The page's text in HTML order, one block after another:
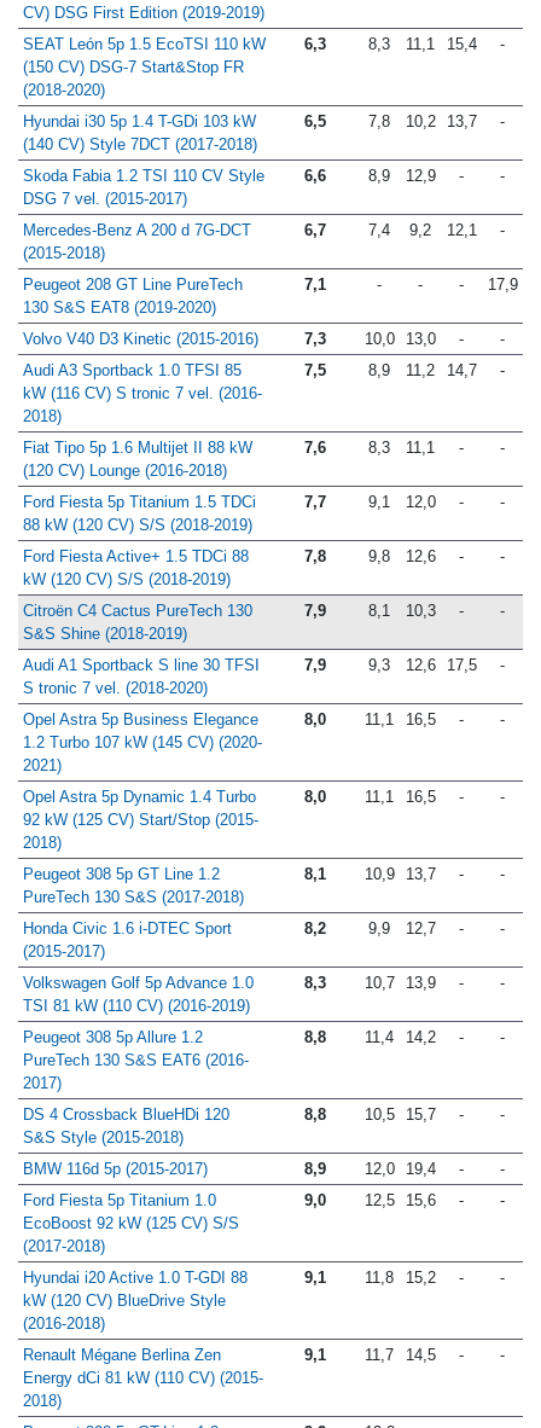
CV) DSG First Edition (2019-2019)
SEAT León 5p 1.5 EcoTSI 110 kW
(150 CV) DSG-7 Start&Stop FR
(2018-2020)
6,3 8,3 11,1 15,4 -
Hyundai i30 5p 1.4 T-GDi 103 kW
(140 CV) Style 7DCT (2017-2018)
6,5 7,8 10,2 13,7 -
Skoda Fabia 1.2 TSI 110 CV Style
DSG 7 vel. (2015-2017)
6,6 8,9 12,9 - -
Mercedes-Benz A 200 d 7G-DCT
(2015-2018)
6,7 7,4 9,2 12,1 -
Peugeot 208 GT Line PureTech
130 S&S EAT8 (2019-2020)
7,1 - - - 17,9
Volvo V40 D3 Kinetic (2015-2016) 7,3 10,0 13,0 -
-
Audi A3 Sportback 1.0 TFSI 85
kW (116 CV) S tronic 7 vel. (2016-
2018)
7,5 8,9 11,2 14,7 -
Fiat Tipo 5p 1.6 Multijet II 88 kW
(120 CV) Lounge (2016-2018)
7,6 8,3 11,1 - -
Ford Fiesta 5p Titanium 1.5 TDCi
88 kW (120 CV) S/S (2018-2019)
7,7 9,1 12,0 - -
Ford Fiesta Active+ 1.5 TDCi 88
kW (120 CV) S/S (2018-2019)
7,8 9,8 12,6 - -
Citroën C4 Cactus PureTech 130
S&S Shine (2018-2019)
7,9 8,1 10,3 - -
Audi A1 Sportback S line 30 TFSI
S tronic 7 vel. (2018-2020)
7,9 9,3 12,6 17,5 -
Opel Astra 5p Business Elegance
1.2 Turbo 107 kW (145 CV) (2020-
2021)
8,0 11,1 16,5 - -
Opel Astra 5p Dynamic 1.4 Turbo
92 kW (125 CV) Start/Stop (2015-
2018)
8,0 11,1 16,5 - -
Peugeot 308 5p GT Line 1.2
PureTech 130 S&S (2017-2018)
8,1 10,9 13,7 - -
Honda Civic 1.6 i-DTEC Sport
(2015-2017)
8,2 9,9 12,7 - -
Volkswagen Golf 5p Advance 1.0
TSI 81 kW (110 CV) (2016-2019)
8,3 10,7 13,9 - -
Peugeot 308 5p Allure 1.2
PureTech 130 S&S EAT6 (2016-
2017)
8,8 11,4 14,2 - -
DS 4 Crossback BlueHDi 120
S&S Style (2015-2018)
8,8 10,5 15,7 - -
BMW 116d 5p (2015-2017) 8,9 12,0 19,4 -
-
Ford Fiesta 5p Titanium 1.0
EcoBoost 92 kW (125 CV) S/S
(2017-2018)
9,0 12,5 15,6 - -
Hyundai i20 Active 1.0 T-GDI 88
kW (120 CV) BlueDrive Style
(2016-2018)
9,1 11,8 15,2 - -
Renault Mégane Berlina Zen
Energy dCi 81 kW (110 CV) (2015-
2018)
9,1 11,7 14,5 - -